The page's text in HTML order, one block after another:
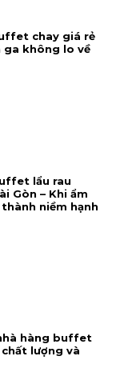
chay giá rẻ
ga không lo về
lẩu rau
Gòn – Khi ẩm
niềm hạnh
hàng buffet
chất lượng và